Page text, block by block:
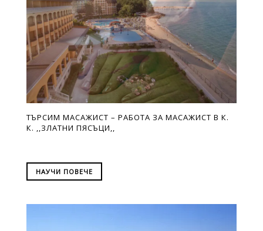
ТЪРСИМ МАСАЖИСТ – РАБОТА ЗА МАСАЖИСТ В К.
К. ,,ЗЛАТНИ ПЯСЪЦИ,,
НАУЧИ ПОВЕЧЕ